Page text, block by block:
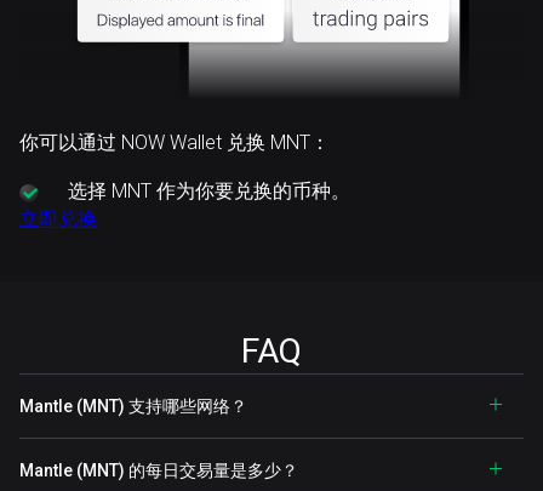
你可以通过 NOW Wallet 兑换 MNT：
选择 MNT 作为你要兑换的币种。
立即兑换
FAQ
Mantle (MNT) 支持哪些网络？
Mantle (MNT) 的每日交易量是多少？